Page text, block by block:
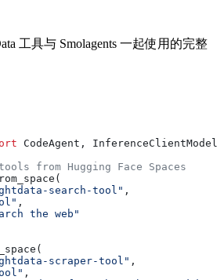
工具与 Smolagents 一起使用的完整
CodeAgent,
from Hugging Face Spaces
search-tool"
,
,
the web"
scraper-tool"
,
,